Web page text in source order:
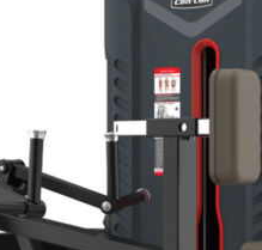
chức năng
dụng
Cáp